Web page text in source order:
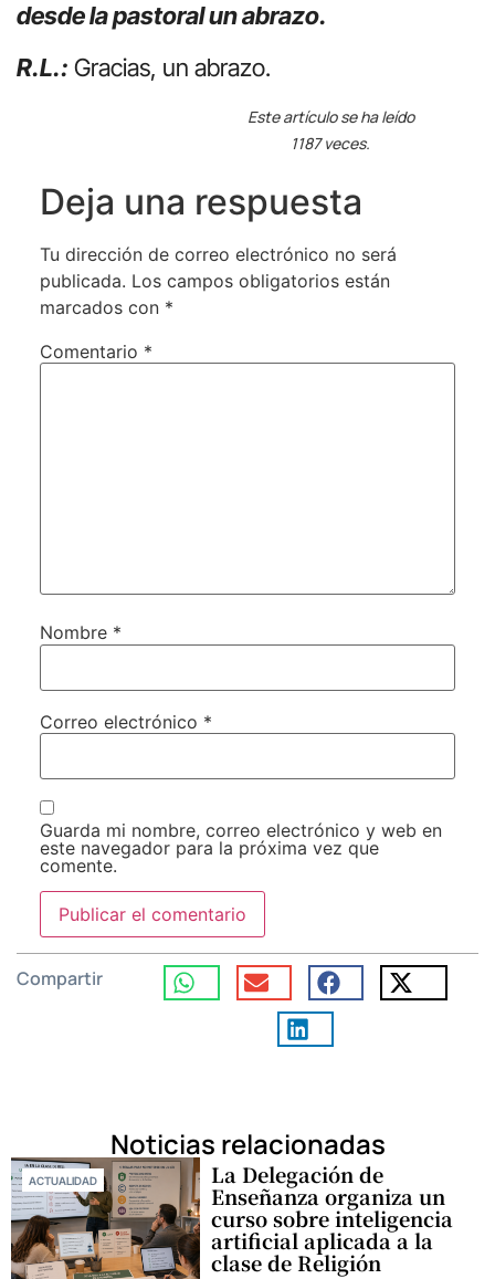
desde la pastoral un abrazo.
R.L.: Gracias, un abrazo.
Este artículo se ha leído
1187 veces.
Deja una respuesta
Tu dirección de correo electrónico no será
publicada. Los campos obligatorios están
marcados con *
Comentario *
Nombre *
Correo electrónico *
Guarda mi nombre, correo electrónico y web en
este navegador para la próxima vez que
comente.
Compartir
Noticias relacionadas
ACTUALIDAD La Delegación de
Enseñanza organiza un
curso sobre inteligencia
artificial aplicada a la
clase de Religión